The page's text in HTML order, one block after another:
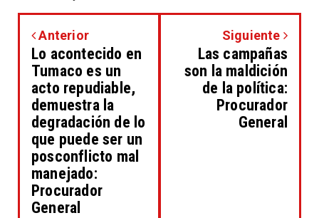
Anterior
Lo acontecido en
Tumaco es un
acto repudiable,
demuestra la
degradación de lo
que puede ser un
posconflicto mal
manejado:
Procurador
General
Siguiente
Las campañas
son la maldición
de la política:
Procurador
General